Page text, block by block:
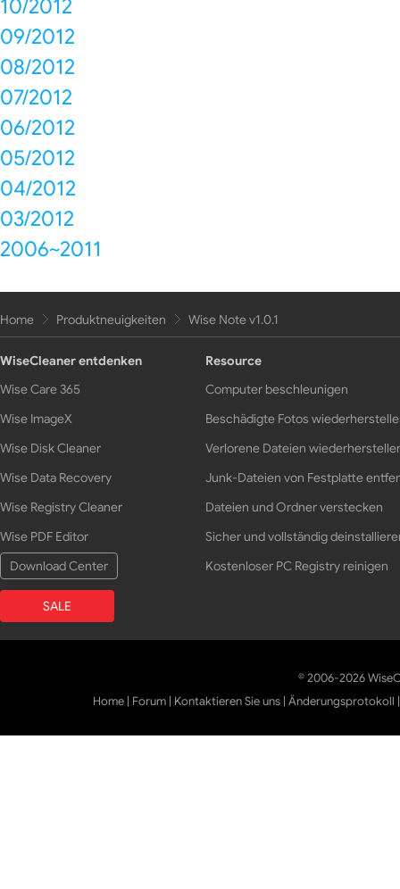
10/2012
09/2012
08/2012
07/2012
06/2012
05/2012
04/2012
03/2012
2006~2011
Home Produktneuigkeiten Wise Note v1.0.1
WiseCleaner entdenken
Wise Care 365
Wise ImageX
Wise Disk Cleaner
Wise Data Recovery
Wise Registry Cleaner
Wise PDF Editor
Download Center
SALE
Resource
Computer beschleunigen
Beschädigte Fotos
Verlorene Dateien
Junk-Dateien von Festplatte
Dateien und Ordner verstecken
Sicher und vollständig
Kostenloser PC Registry reinigen
© 2006-2026
Home | Forum | Kontaktieren Sie uns |Änderungsprotokoll